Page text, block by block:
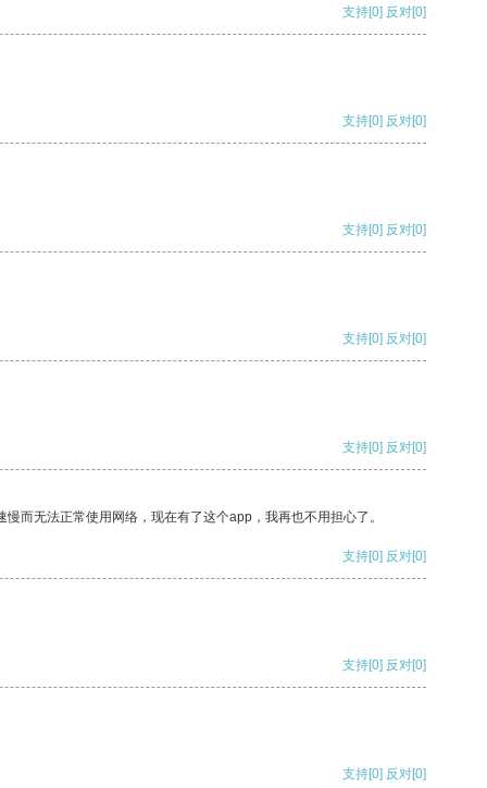
支持[0] 反对[0]
支持[0] 反对[0]
支持[0] 反对[0]
支持[0] 反对[0]
支持[0] 反对[0]
而无法正常使用网络，现在有了这个app，我再也不用担心了。
支持[0] 反对[0]
支持[0] 反对[0]
支持[0] 反对[0]